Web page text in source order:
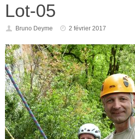
Lot-05
Bruno Deyme 2 février 2017